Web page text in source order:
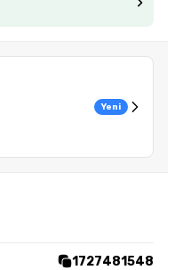
Yeni
1727481548